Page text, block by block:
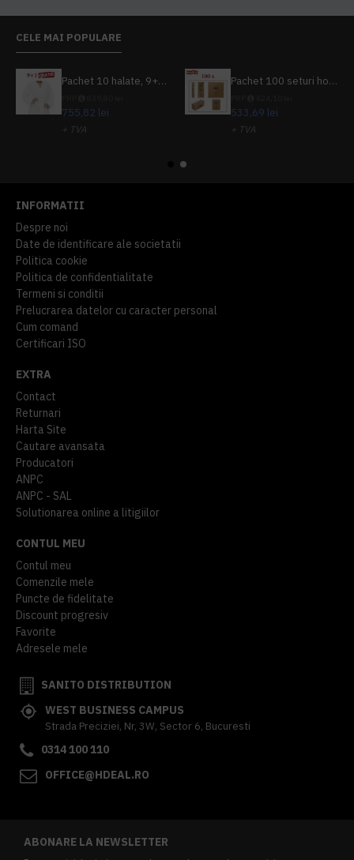
CELE MAI POPULARE
Pachet 10 halate, 9+1 gratuit
755,82 lei
+ TVA
Pachet 100 seturi hoteliere, set dentar, set barbierit, casca de dus, pila unghii, set cusut
533,69 lei
+ TVA
INFORMATII
Despre noi
Date de identificare ale societatii
Politica cookie
Politica de confidentialitate
Termeni si conditii
Prelucrarea datelor cu caracter personal
Cum comand
Certificari ISO
EXTRA
Contact
Returnari
Harta Site
Cautare avansata
Producatori
ANPC
ANPC - SAL
Solutionarea online a litigiilor
CONTUL MEU
Contul meu
Comenzile mele
Puncte de fidelitate
Discount progresiv
Favorite
Adresele mele
SANITO DISTRIBUTION
WEST BUSINESS CAMPUS
Strada Preciziei, Nr, 3W, Sector 6, Bucuresti
0314 100 110
OFFICE@HDEAL.RO
ABONARE LA NEWSLETTER